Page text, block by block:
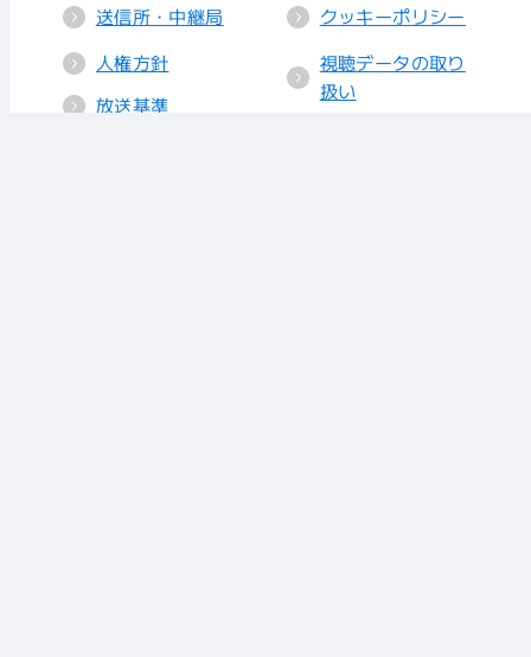
送信所・中継局
人権方針
放送基準
クッキーポリシー
視聴データの取り
扱い